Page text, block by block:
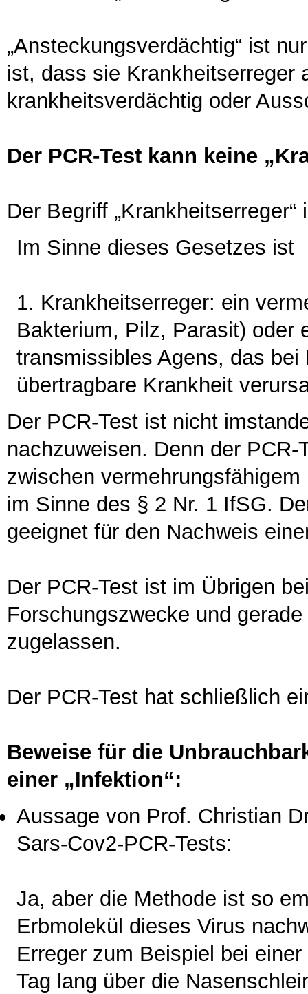
„Ansteckungsverdächtig“ ist
ist, dass sie Krankheitserreger
krankheitsverdächtig oder
Der PCR-Test kann keine
Der Begriff
Im Sinne dieses Gesetzes ist
1. Krankheitserreger: ein
Bakterium, Pilz, Parasit) oder
transmissibles Agens, das
übertragbare Krankheit
Der PCR-Test ist nicht
nachzuweisen. Denn der
zwischen
im Sinne des § 2 Nr. 1 IfSG.
geeignet für den Nachweis
Der PCR-Test ist im Übrigen
Forschungszwecke und
zugelassen.
Der PCR-Test hat schließlich
Beweise für die
einer „Infektion“:
Aussage von Prof. Christian
Sars-Cov2-PCR-Tests:
Ja, aber die Methode ist so
Erbmolekül dieses Virus
Erreger zum Beispiel bei
Tag lang über die